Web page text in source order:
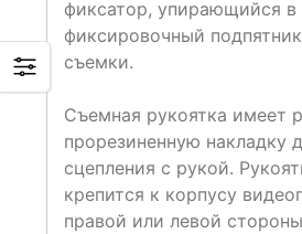
фиксатор, упирающийся в
фиксировочный
съемки.
Съемная рукоятка имеет
прорезиненную накладку
сцепления с рукой.
крепится к корпусу
правой или левой